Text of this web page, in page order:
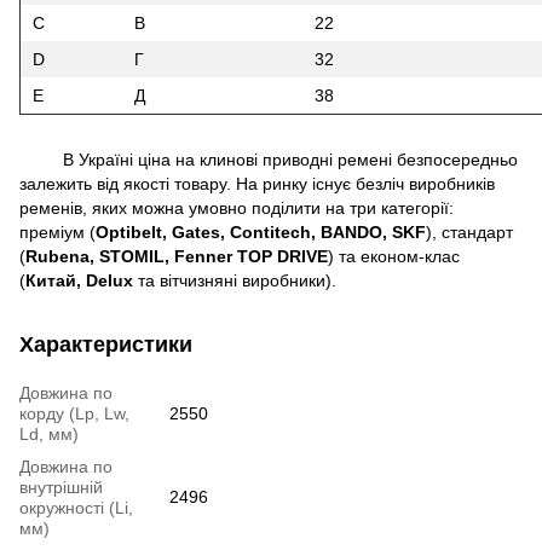
C
В
22
D
Г
32
E
Д 38
В Україні ціна на клинові приводні ремені безпосередньо
залежить від якості товару. На ринку існує безліч виробників
ременів, яких можна умовно поділити на три категорії:
преміум (Optibelt, Gates, Contitech, BANDO, SKF), стандарт
(Rubena, STOMIL, Fenner TOP DRIVE) та економ-клас
(Китай, Delux та вітчизняні виробники).
Характеристики
Довжина по
корду (Lp, Lw,
Ld, мм)
2550
Довжина по
внутрішній
окружності (Li,
мм)
2496